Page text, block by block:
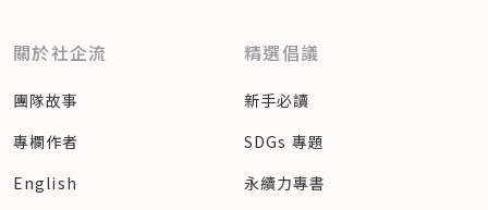
關於社企流
團隊故事
專欄作者
English
精選倡議
新手必讀
SDGs 專題
永續力專書